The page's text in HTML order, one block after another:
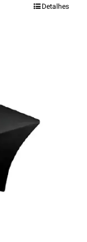
Detalhes